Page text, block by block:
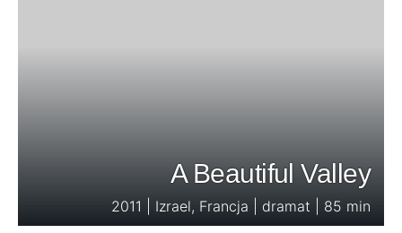
A Beautiful Valley
2011 | Izrael, Francja | dramat | 85 min